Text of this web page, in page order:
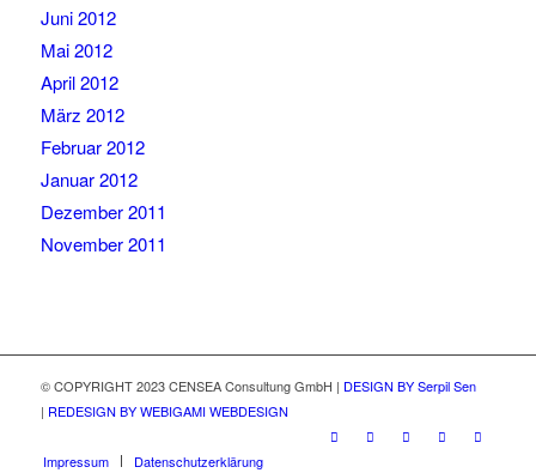
Juni 2012
Mai 2012
April 2012
März 2012
Februar 2012
Januar 2012
Dezember 2011
November 2011
© COPYRIGHT 2023 CENSEA Consultung GmbH | DESIGN BY Serpil Sen
| REDESIGN BY WEBIGAMI WEBDESIGN
Impressum Datenschutzerklärung